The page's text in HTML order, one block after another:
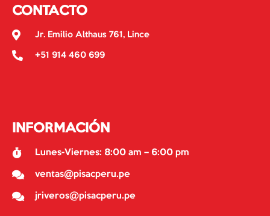
CONTACTO
Jr. Emilio Althaus 761, Lince
+51 914 460 699
INFORMACIÓN
Lunes-Viernes: 8:00 am – 6:00 pm
ventas@pisacperu.pe
jriveros@pisacperu.pe